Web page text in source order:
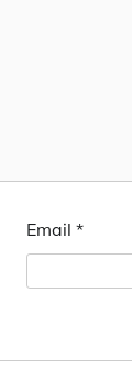
Email *